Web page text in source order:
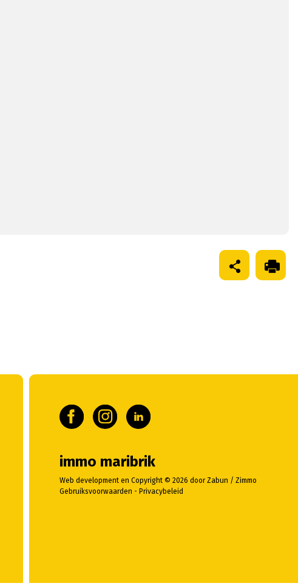
immo maribrik
Web development en Copyright © 2026 doorZabun / Zimmo
Gebruiksvoorwaarden - Privacybeleid